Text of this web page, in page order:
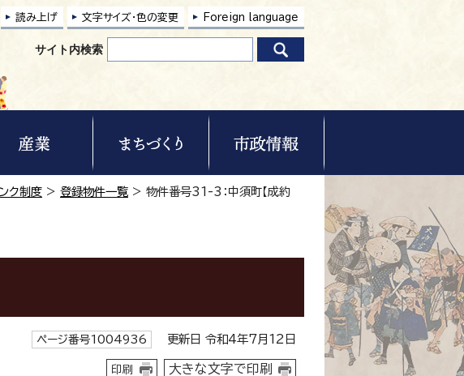
読み上げ 文字サイズ・色の変更 Foreign language
サイト内検索
ク制度 > 登録物件一覧 > 物件番号31-3：中須町【成約
ページ番号1004936 更新日 令和4年7月12日
印刷 大きな文字で印刷